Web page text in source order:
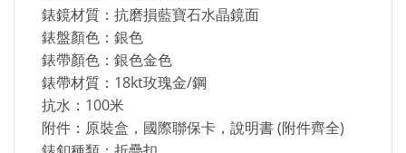
錶鏡材質：抗磨損藍寶石水晶鏡面
錶盤顏色：銀色
錶帶顏色：銀色金色
錶帶材質：18kt玫瑰金/鋼
抗水：100米
附件：原裝盒，國際聯保卡，說明書 (附件齊全)